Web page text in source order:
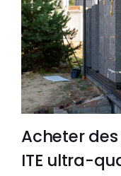
Acheter
ITE ultra-